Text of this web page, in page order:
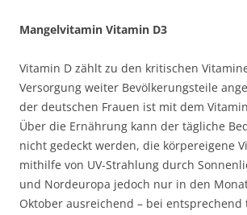
Mangelvitamin Vitamin D3
Vitamin D zählt zu den kritischen
Versorgung weiter Bevölkerungsteile
der deutschen Frauen ist mit dem
Über die Ernährung kann der tägliche
nicht gedeckt werden, die körpereigene
mithilfe von UV-Strahlung durch
und Nordeuropa jedoch nur in den
Oktober ausreichend – bei entsprechend